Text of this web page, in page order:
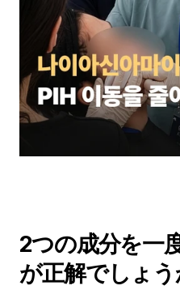
2つの成分を一
が正解でしょ